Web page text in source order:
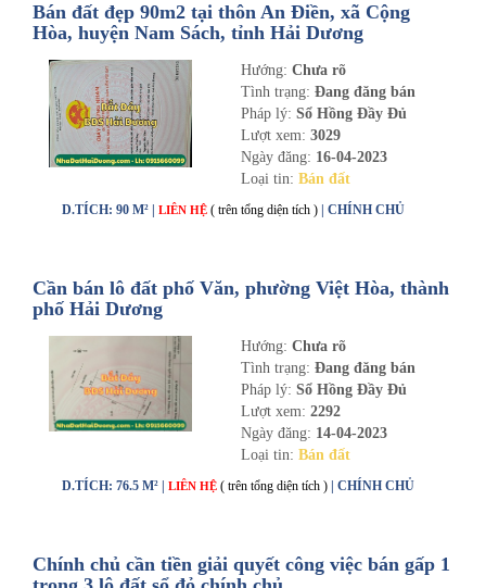
Bán đất đẹp 90m2 tại thôn An Điền, xã Cộng
Hòa, huyện Nam Sách, tỉnh Hải Dương
Hướng: Chưa rõ
Tình trạng: Đang đăng bán
Pháp lý: Sổ Hồng Đầy Đủ
Lượt xem: 3029
Ngày đăng: 16-04-2023
Loại tin: Bán đất
D.TÍCH: 90 M² | LIÊN HỆ ( trên tổng diện tích ) | CHÍNH CHỦ
Cần bán lô đất phố Văn, phường Việt Hòa, thành
phố Hải Dương
Hướng: Chưa rõ
Tình trạng: Đang đăng bán
Pháp lý: Sổ Hồng Đầy Đủ
Lượt xem: 2292
Ngày đăng: 14-04-2023
Loại tin: Bán đất
D.TÍCH: 76.5 M² | LIÊN HỆ ( trên tổng diện tích ) | CHÍNH CHỦ
Chính chủ cần tiền giải quyết công việc bán gấp 1